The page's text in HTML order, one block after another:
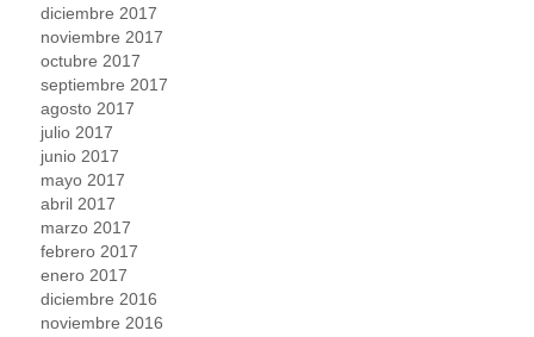
diciembre 2017
noviembre 2017
octubre 2017
septiembre 2017
agosto 2017
julio 2017
junio 2017
mayo 2017
abril 2017
marzo 2017
febrero 2017
enero 2017
diciembre 2016
noviembre 2016